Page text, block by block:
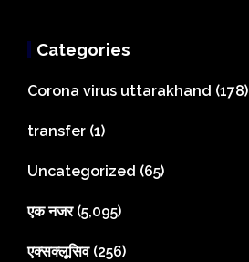
Categories
Corona virus uttarakhand (178)
transfer (1)
Uncategorized (65)
एक नजर(5,095)
एक्सक्लूसिव(256)